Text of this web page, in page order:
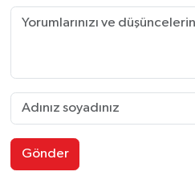
Gönder